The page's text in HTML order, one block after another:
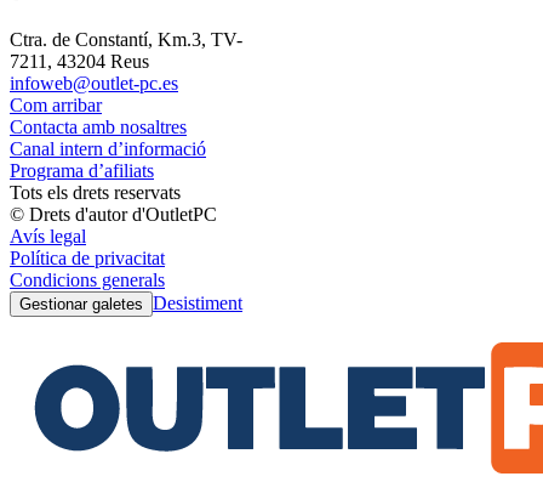
Ctra. de Constantí, Km.3, TV-
7211, 43204 Reus
infoweb@outlet-pc.es
Com arribar
Contacta amb nosaltres
Canal intern d’informació
Programa d’afiliats
Tots els drets reservats
© Drets d'autor d'OutletPC
Avís legal
Política de privacitat
Condicions generals
Gestionar galetes Desistiment